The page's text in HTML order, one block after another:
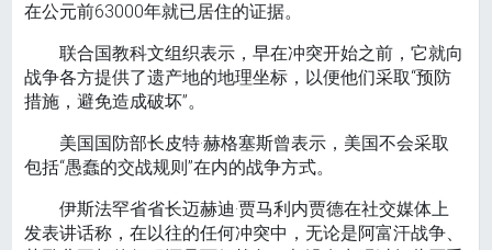
在公元前63000年就已居住的证据。
联合国教科文组织表示，早在冲突开始之前，它就向
战争各方提供了遗产地的地理坐标，以便他们采取“预防
措施，避免造成破坏”。
美国国防部长皮特·赫格塞斯曾表示，美国不会采取
包括“愚蠢的交战规则”在内的战争方式。
伊斯法罕省省长迈赫迪·贾马利内贾德在社交媒体上
发表讲话称，在以往的任何冲突中，无论是阿富汗战争、